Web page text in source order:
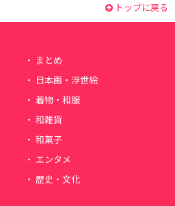
トップに戻る
まとめ
日本画・浮世絵
着物・和服
和雑貨
和菓子
エンタメ
歴史・文化